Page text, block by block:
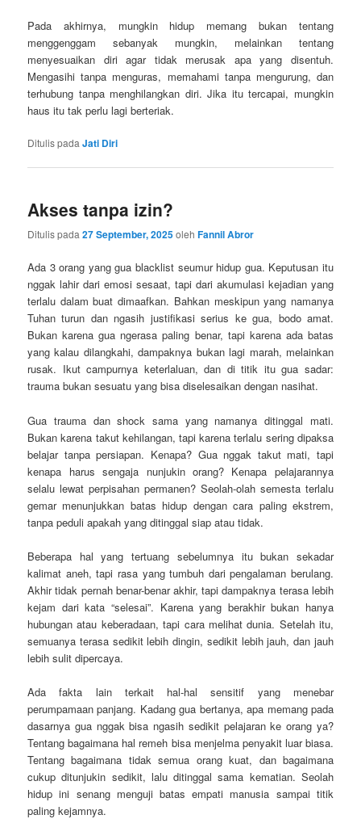
Pada akhirnya, mungkin hidup memang bukan tentang
menggenggam sebanyak mungkin, melainkan tentang
menyesuaikan diri agar tidak merusak apa yang disentuh.
Mengasihi tanpa menguras, memahami tanpa mengurung, dan
terhubung tanpa menghilangkan diri. Jika itu tercapai, mungkin
haus itu tak perlu lagi berteriak.
Ditulis pada Jati Diri
Akses tanpa izin?
Ditulis pada27 September, 2025olehFannil Abror
Ada 3 orang yang gua blacklist seumur hidup gua. Keputusan itu
nggak lahir dari emosi sesaat, tapi dari akumulasi kejadian yang
terlalu dalam buat dimaafkan. Bahkan meskipun yang namanya
Tuhan turun dan ngasih justifikasi serius ke gua, bodo amat.
Bukan karena gua ngerasa paling benar, tapi karena ada batas
yang kalau dilangkahi, dampaknya bukan lagi marah, melainkan
rusak. Ikut campurnya keterlaluan, dan di titik itu gua sadar:
trauma bukan sesuatu yang bisa diselesaikan dengan nasihat.
Gua trauma dan shock sama yang namanya ditinggal mati.
Bukan karena takut kehilangan, tapi karena terlalu sering dipaksa
belajar tanpa persiapan. Kenapa? Gua nggak takut mati, tapi
kenapa harus sengaja nunjukin orang? Kenapa pelajarannya
selalu lewat perpisahan permanen? Seolah-olah semesta terlalu
gemar menunjukkan batas hidup dengan cara paling ekstrem,
tanpa peduli apakah yang ditinggal siap atau tidak.
Beberapa hal yang tertuang sebelumnya itu bukan sekadar
kalimat aneh, tapi rasa yang tumbuh dari pengalaman berulang.
Akhir tidak pernah benar-benar akhir, tapi dampaknya terasa lebih
kejam dari kata “selesai”. Karena yang berakhir bukan hanya
hubungan atau keberadaan, tapi cara melihat dunia. Setelah itu,
semuanya terasa sedikit lebih dingin, sedikit lebih jauh, dan jauh
lebih sulit dipercaya.
Ada fakta lain terkait hal-hal sensitif yang menebar
perumpamaan panjang. Kadang gua bertanya, apa memang pada
dasarnya gua nggak bisa ngasih sedikit pelajaran ke orang ya?
Tentang bagaimana hal remeh bisa menjelma penyakit luar biasa.
Tentang bagaimana tidak semua orang kuat, dan bagaimana
cukup ditunjukin sedikit, lalu ditinggal sama kematian. Seolah
hidup ini senang menguji batas empati manusia sampai titik
paling kejamnya.